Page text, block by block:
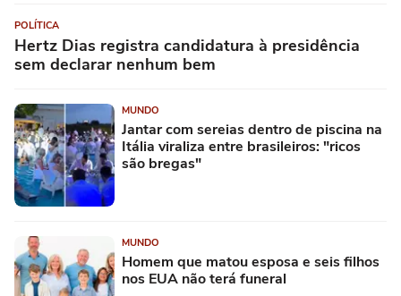
POLÍTICA
Hertz Dias registra candidatura à presidência
sem declarar nenhum bem
MUNDO
Jantar com sereias dentro de piscina na
Itália viraliza entre brasileiros: "ricos
são bregas"
MUNDO
Homem que matou esposa e seis filhos
nos EUA não terá funeral